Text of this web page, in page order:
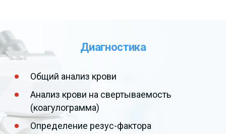
Диагностика
Общий анализ крови
Анализ крови на свертываемость
(коагулограмма)
Определение резус-фактора